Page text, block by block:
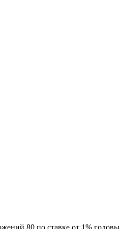
80 по ставке от 1%